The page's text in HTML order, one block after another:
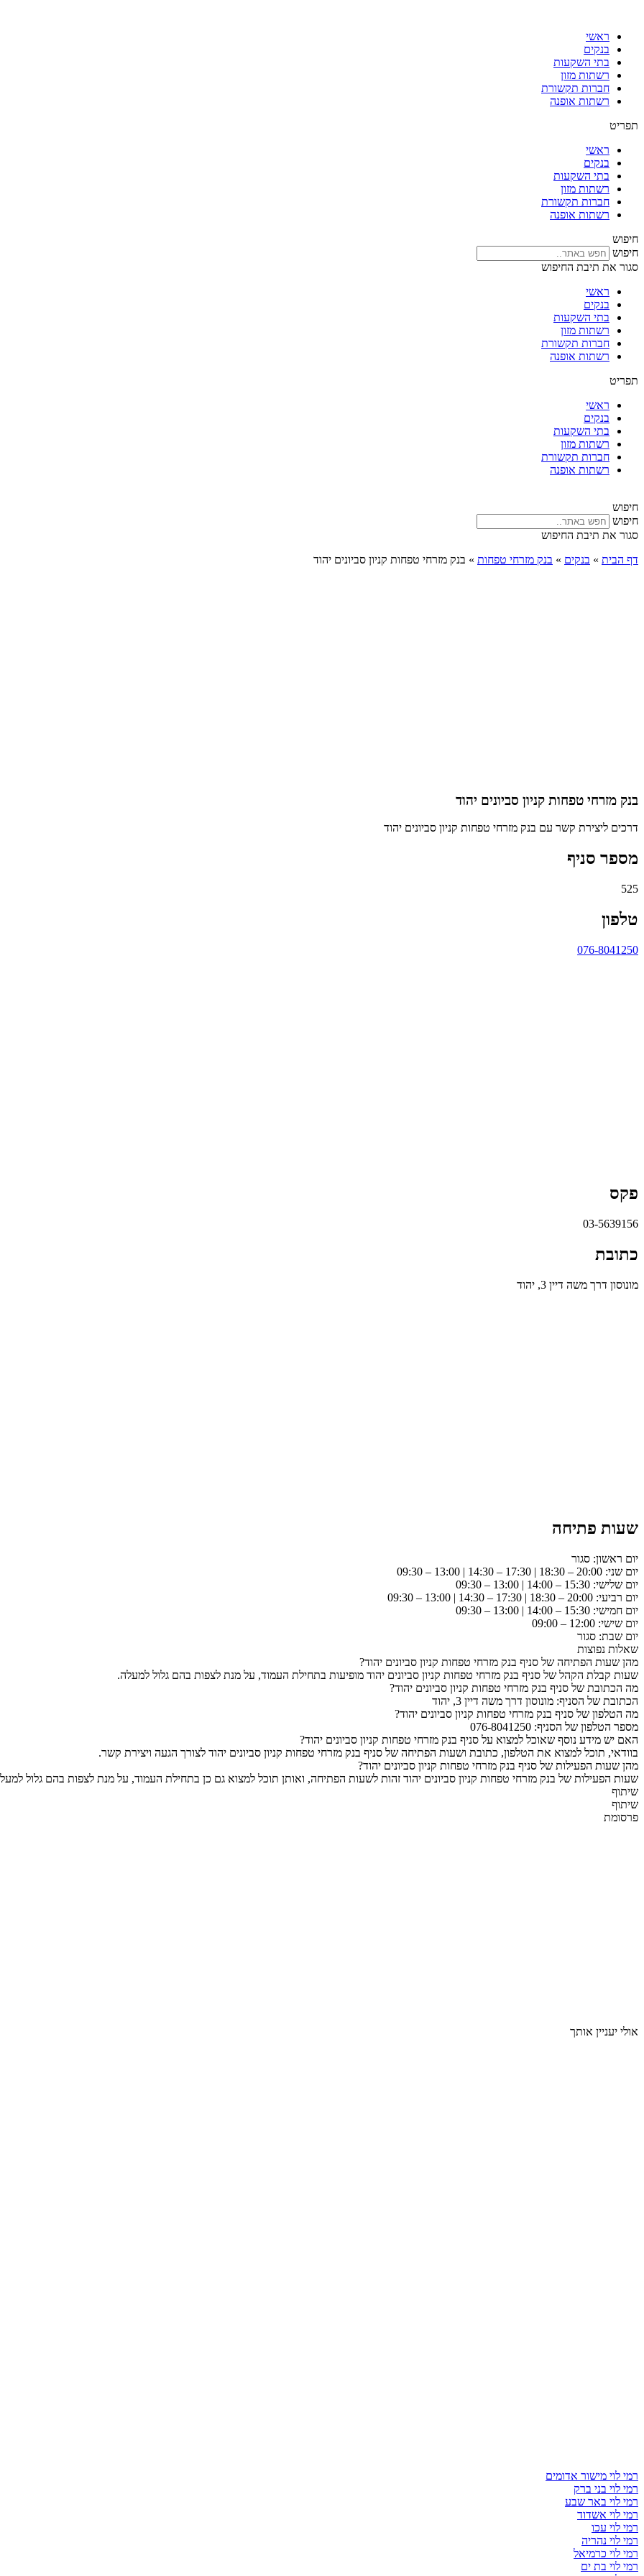
ראשי
בנקים
בתי השקעות
רשתות מזון
חברות תקשורת
רשתות אופנה
תפריט
ראשי
בנקים
בתי השקעות
רשתות מזון
חברות תקשורת
רשתות אופנה
חיפוש
חיפוש
סגור את תיבת החיפוש
ראשי
בנקים
בתי השקעות
רשתות מזון
חברות תקשורת
רשתות אופנה
תפריט
ראשי
בנקים
בתי השקעות
רשתות מזון
חברות תקשורת
רשתות אופנה
חיפוש
חיפוש
סגור את תיבת החיפוש
דף הבית » בנקים » בנק מזרחי טפחות » בנק מזרחי טפחות קניון סביונים יהוד
בנק מזרחי טפחות קניון סביונים יהוד
דרכים ליצירת קשר עם בנק מזרחי טפחות קניון סביונים יהוד
מספר סניף
525
טלפון
076-8041250
פקס
03-5639156
כתובת
מונוסון דרך משה דיין 3, יהוד
שעות פתיחה
יום ראשון: סגור
יום שני: 20:00 – 18:30 | 17:30 – 14:30 | 13:00 – 09:30
יום שלישי: 15:30 – 14:00 | 13:00 – 09:30
יום רביעי: 20:00 – 18:30 | 17:30 – 14:30 | 13:00 – 09:30
יום חמישי: 15:30 – 14:00 | 13:00 – 09:30
יום שישי: 12:00 – 09:00
יום שבת: סגור
שאלות נפוצות
מהן שעות הפתיחה של סניף בנק מזרחי טפחות קניון סביונים יהוד?
שעות קבלת הקהל של סניף בנק מזרחי טפחות קניון סביונים יהוד מופיעות בתחילת העמוד, על מנת לצפות בהם גלול למעלה.
מה הכתובת של סניף בנק מזרחי טפחות קניון סביונים יהוד?
הכתובת של הסניף: מונוסון דרך משה דיין 3, יהוד
מה הטלפון של סניף בנק מזרחי טפחות קניון סביונים יהוד?
מספר הטלפון של הסניף: 076-8041250
האם יש מידע נוסף שאוכל למצוא על סניף בנק מזרחי טפחות קניון סביונים יהוד?
בוודאי, תוכל למצוא את הטלפון, כתובת ושעות הפתיחה של סניף בנק מזרחי טפחות קניון סביונים יהוד לצורך הגעה ויצירת קשר.
מהן שעות הפעילות של סניף בנק מזרחי טפחות קניון סביונים יהוד?
שעות הפעילות של בנק מזרחי טפחות קניון סביונים יהוד זהות לשעות הפתיחה, ואותן תוכל למצוא גם כן בתחילת העמוד, על מנת לצפות בהם גלול
שיתוף
שיתוף
פרסומת
אולי יעניין אותך
רמי לוי מישור אדומים
רמי לוי בני ברק
רמי לוי באר שבע
רמי לוי אשדוד
רמי לוי עכו
רמי לוי נהריה
רמי לוי כרמיאל
רמי לוי בת ים